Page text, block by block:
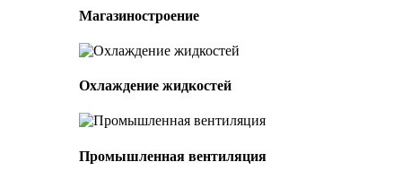
Магазиностроение
Охлаждение жидкостей
Промышленная вентиляция